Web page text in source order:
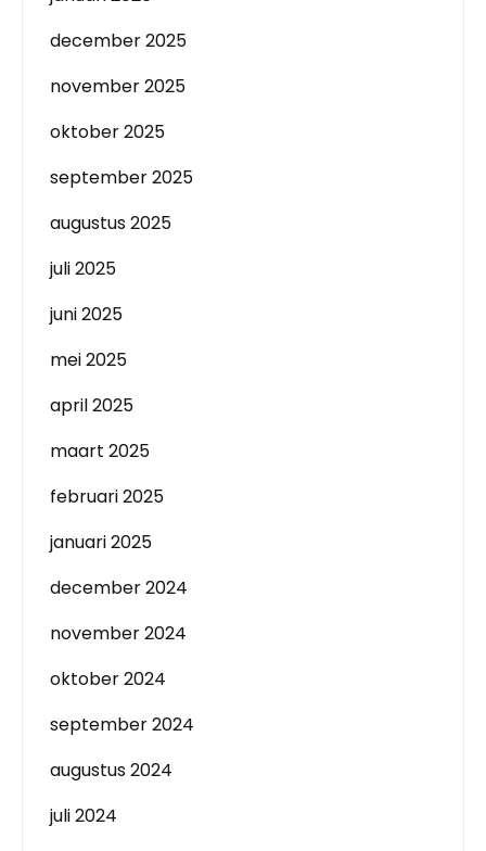
december 2025
november 2025
oktober 2025
september 2025
augustus 2025
juli 2025
juni 2025
mei 2025
april 2025
maart 2025
februari 2025
januari 2025
december 2024
november 2024
oktober 2024
september 2024
augustus 2024
juli 2024